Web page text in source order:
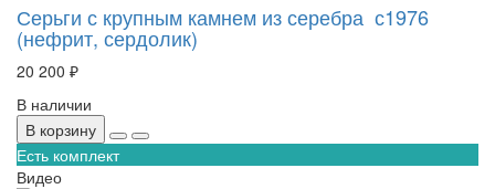
Серьги с крупным камнем из серебра с1976
(нефрит, сердолик)
20 200 ₽
В наличии
В корзину
Есть комплект
Видео